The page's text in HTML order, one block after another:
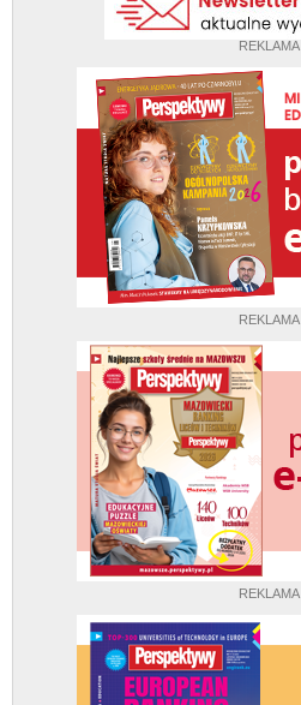
REKLAMA
REKLAMA
REKLAMA